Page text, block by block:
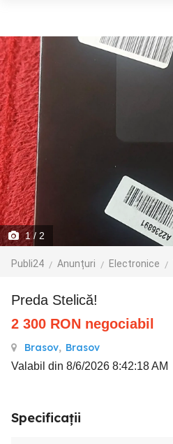
1/ 2
Publi24 Anunțuri Electronice
Preda Stelică!
2 300 RON negociabil
Brasov, Brasov
Valabil din 8/6/2026 8:42:18 AM
Specificații